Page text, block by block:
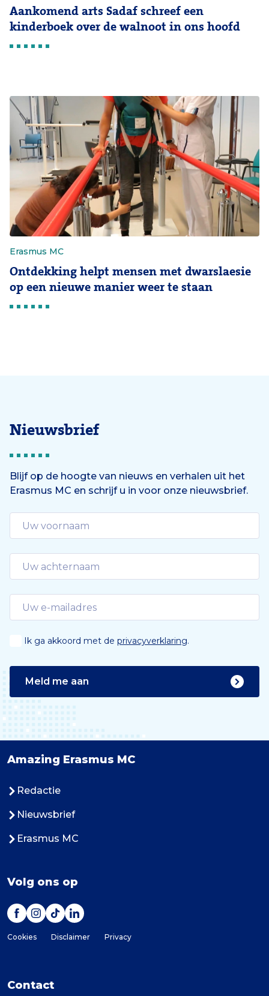
Aankomend arts Sadaf schreef een
kinderboek over de walnoot in ons hoofd
Erasmus MC
Ontdekking helpt mensen met dwarslaesie
op een nieuwe manier weer te staan
Nieuwsbrief
Blijf op de hoogte van nieuws en verhalen uit het
Erasmus MC en schrijf u in voor onze nieuwsbrief.
Ik ga akkoord met de privacyverklaring.
Meld me aan
Amazing Erasmus MC
Redactie
Nieuwsbrief
Erasmus MC
Volg ons op
Cookies Disclaimer Privacy
Contact